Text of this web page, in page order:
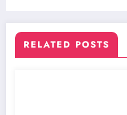
RELATED POSTS